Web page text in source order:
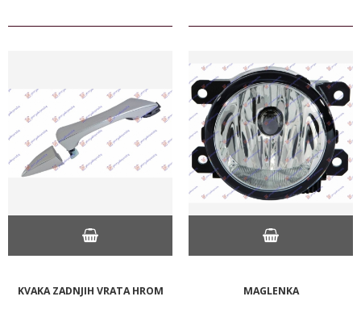
KVAKA ZADNJIH VRATA HROM MAGLENKA